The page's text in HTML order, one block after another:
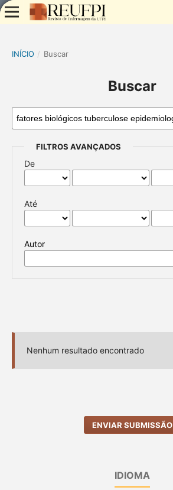
INÍCIO / Buscar
Buscar
FILTROS AVANÇADOS
De
Até
Autor
Nenhum resultado encontrado
ENVIAR SUBMISSÃO
IDIOMA